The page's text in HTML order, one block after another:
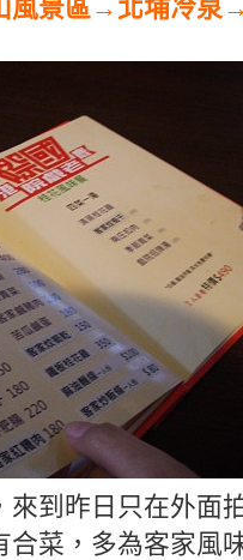
風景區→北埔冷泉
來到昨日只在外面
合菜，多為客家風